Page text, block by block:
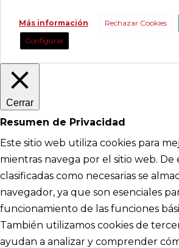
Más información Rechazar Cookies
Configurar
Cerrar
Resumen de Privacidad
Este sitio web utiliza cookies para
mientras navega por el sitio web. De
clasificadas como necesarias se
navegador, ya que son esenciales
funcionamiento de las funciones
También utilizamos cookies de
ayudan a analizar y comprender